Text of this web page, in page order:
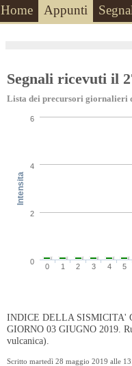
Home Appunti
Segnali ricevuti il
Lista dei precursori giornalieri
Intensita
0 1 2 3 4 5
0
2
4
6
INDICE DELLA SISMICITA'
GIORNO 03 GIUGNO 2019.
vulcanica).
Scritto martedì 28 maggio 2019 alle